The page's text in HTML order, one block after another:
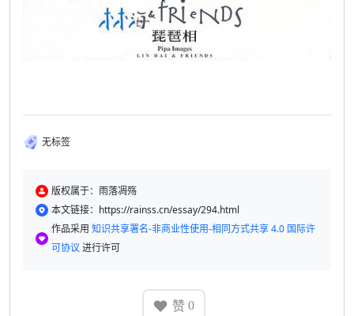
无标签
版权属于：雨落凋殇
本文链接：https://rainss.cn/essay/294.html
作品采用 知识共享署名-非商业性使用-相同方式共享 4.0 国际许
可协议 进行许可
赞 0